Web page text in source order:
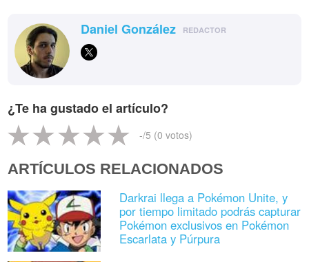
Daniel González REDACTOR
¿Te ha gustado el artículo?
-/5 (0 votos)
ARTÍCULOS RELACIONADOS
Darkrai llega a Pokémon Unite, y
por tiempo limitado podrás capturar
Pokémon exclusivos en Pokémon
Escarlata y Púrpura